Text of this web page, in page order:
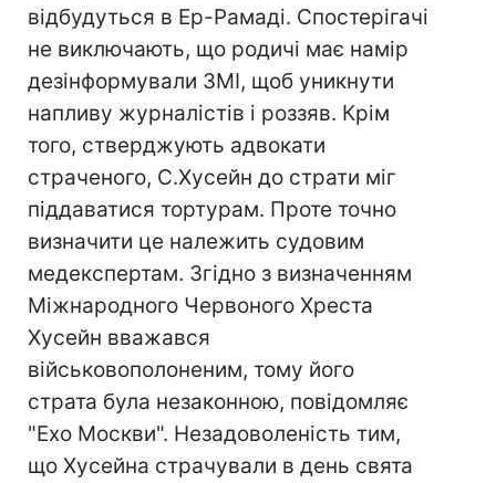
відбудуться в Ер-Рамаді. Спостерігачі
не виключають, що родичі має намір
дезінформували ЗМІ, щоб уникнути
напливу журналістів і роззяв. Крім
того, стверджують адвокати
страченого, С.Хусейн до страти міг
піддаватися тортурам. Проте точно
визначити це належить судовим
медекспертам. Згідно з визначенням
Міжнародного Червоного Хреста
Хусейн вважався
військовополоненим, тому його
страта була незаконною, повідомляє
"Ехо Москви". Незадоволеність тим,
що Хусейна страчували в день свята